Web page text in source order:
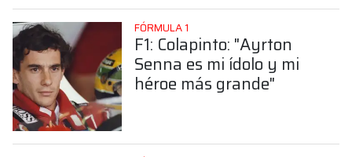
FÓRMULA 1
F1: Colapinto: "Ayrton
Senna es mi ídolo y mi
héroe más grande"